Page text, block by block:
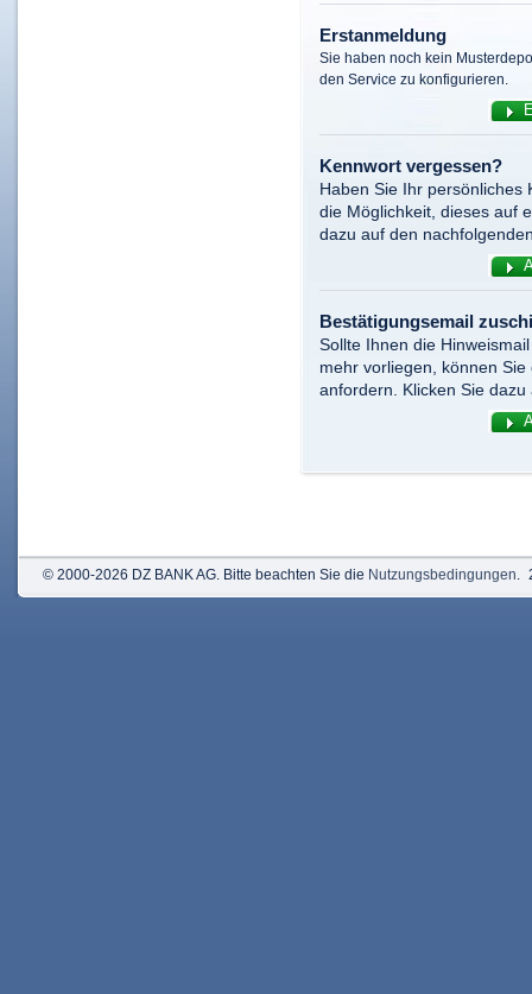
Erstanmeldung
Sie haben noch kein
den Service zu konfigurieren.
Kennwort vergessen?
Haben Sie Ihr persönliches
die Möglichkeit, dieses auf
dazu auf den
Bestätigungsemail
Sollte Ihnen die
mehr vorliegen, können
anfordern. Klicken Sie
© 2000-2026 DZ BANK AG. Bitte beachten Sie die Nutzungsbedingungen.